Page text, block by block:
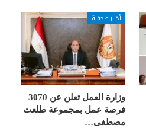
أخبار صحفية
وزارة العمل تعلن عن 3070
فرصة عمل بمجموعة طلعت
مصطفى…